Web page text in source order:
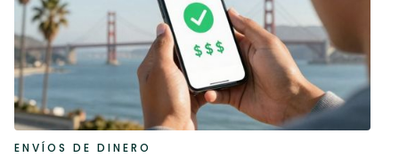
ENVÍOS DE DINERO